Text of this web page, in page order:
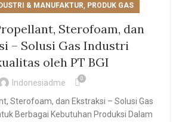
& MANUFAKTUR, PRODUK GAS
Sterofoam, dan
– Solusi Gas Industri
oleh PT BGI
Indonesiadme 0
Sterofoam, dan Ekstraksi – Solusi Gas
Berbagai Kebutuhan Produksi Dalam